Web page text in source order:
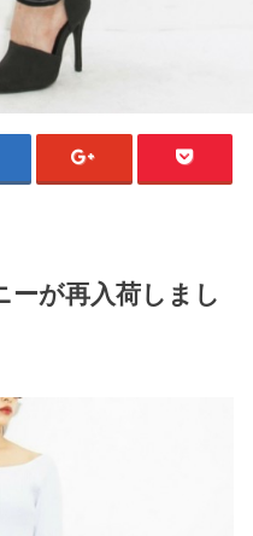
ーが再入荷しまし